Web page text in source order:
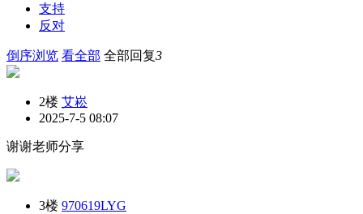
支持
反对
倒序浏览 看全部 全部回复3
2楼 艾崧
2025-7-5 08:07
谢谢老师分享
3楼 970619LYG